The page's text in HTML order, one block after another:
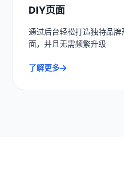
DIY页面
通过后台轻松打造独特品牌
面，并且无需频繁升级
了解更多